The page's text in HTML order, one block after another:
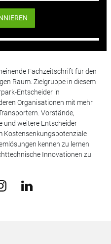
Fachzeitschrift für den
Raum. Zielgruppe in diesem
Entscheider in
Organisationen mit mehr
Vorstände,
und weitere Entscheider
Kostensenkungspotenziale
kennen zu lernen
Innovationen zu